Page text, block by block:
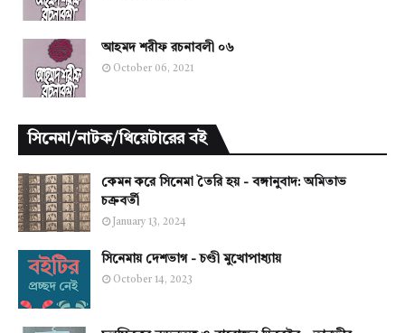
আহমদ শরীফ রচনাবলী ০৬
October 06, 2021
সিনেমা/নাটক/থিয়েটারের বই
কেমন করে সিনেমা তৈরি হয় - বঙ্গানুবাদ: অমিতাভ
চক্রবর্তী
January 13, 2024
সিনেমায় দেশভাগ - চণ্ডী মুখোপাধ্যায়
October 14, 2023